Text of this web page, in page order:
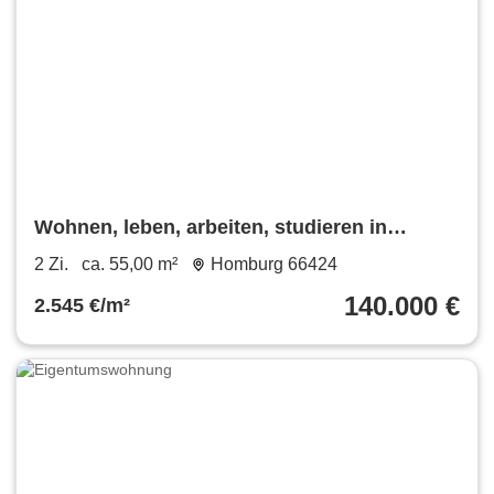
Wohnen, leben, arbeiten, studieren in
bevorzugter Wohnlage!
2 Zi. ca. 55,00 m² Homburg 66424
2.545 €/m² 140.000 €